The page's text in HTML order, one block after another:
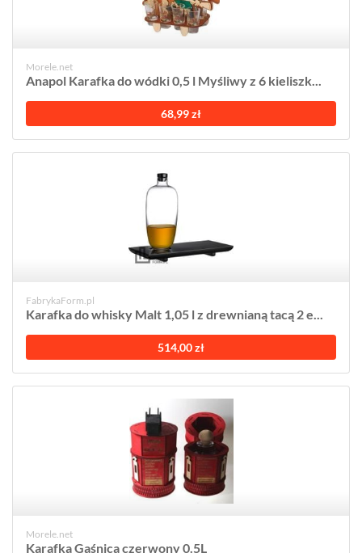
Morele.net
Anapol Karafka do wódki 0,5 l Myśliwy z 6 kieliszk...
68,99 zł
FabrykaForm.pl
Karafka do whisky Malt 1,05 l z drewnianą tacą 2 e...
514,00 zł
Morele.net
Karafka Gaśnica czerwony 0.5L